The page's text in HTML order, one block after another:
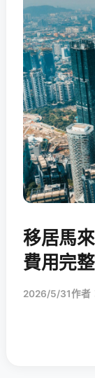
移居馬
費用完
2026/5/31作者